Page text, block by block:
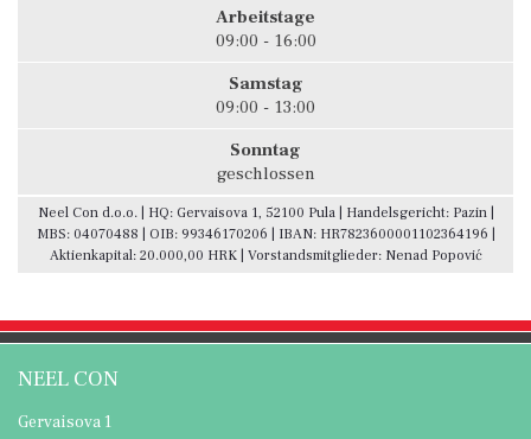
Arbeitstage
09:00 - 16:00
Samstag
09:00 - 13:00
Sonntag
geschlossen
Neel Con d.o.o. | HQ: Gervaisova 1, 52100 Pula | Handelsgericht: Pazin |
MBS: 04070488 | OIB: 99346170206 | IBAN: HR7823600001102364196 |
Aktienkapital: 20.000,00 HRK | Vorstandsmitglieder: Nenad Popović
NEEL CON
Gervaisova 1